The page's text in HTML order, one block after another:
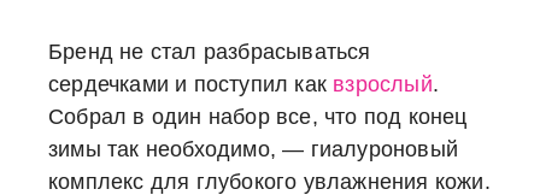
Бренд не стал разбрасываться
сердечками и поступил как взрослый.
Собрал в один набор все, что под конец
зимы так необходимо, — гиалуроновый
комплекс для глубокого увлажнения кожи.